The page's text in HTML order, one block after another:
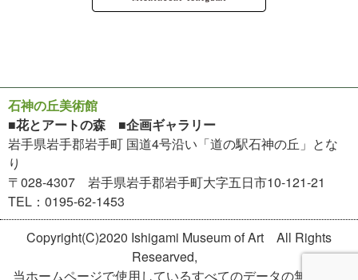
石神の丘美術館
■花とアートの森 ■企画ギャラリー
岩手県岩手郡岩手町 国道4号沿い「道の駅石神の丘」とな
り
〒028-4307 岩手県岩手郡岩手町大字五日市10-121-21
TEL：0195-62-1453
Copyright(C)2020 Ishigami Museum of Art All Rights
Researved,
当ホームページで使用しているすべてのデータの無断転用